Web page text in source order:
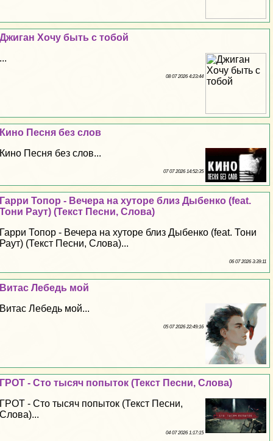
Джиган Хочу быть с тобой
...
08 07 2026 4:23:44
Кино Песня без слов
Кино Песня без слов...
07 07 2026 14:52:35
Гарри Топор - Вечера на хуторе близ Дыбенко (feat.
Тони Раут) (Текст Песни, Слова)
Гарри Топор - Вечера на хуторе близ Дыбенко (feat. Тони
Раут) (Текст Песни, Слова)...
06 07 2026 3:39:11
Витас Лебедь мой
Витас Лебедь мой...
05 07 2026 22:49:16
ГРОТ - Сто тысяч попыток (Текст Песни, Слова)
ГРОТ - Сто тысяч попыток (Текст Песни,
Слова)...
04 07 2026 1:17:15